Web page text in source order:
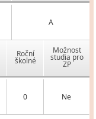
A
Roční
školné
Možnost
studia pro
ZP
0 Ne